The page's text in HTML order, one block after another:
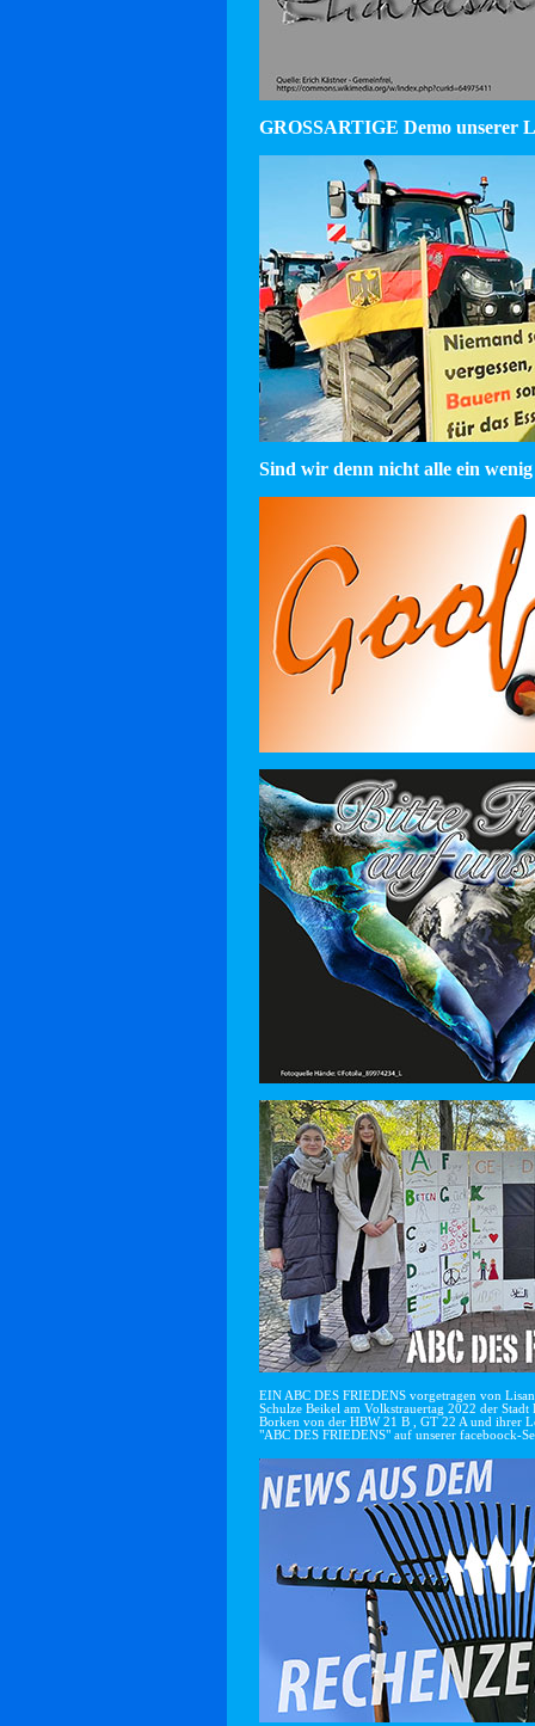
GROSSARTIGE Demo unserer
Sind wir denn nicht alle ein wenig
EIN ABC DES FRIEDENS vorgetragen von
Schulze Beikel am Volkstrauertag 2022 der
Borken von der HBW 21 B , GT 22 A und ihrer
"ABC DES FRIEDENS" auf unserer faceboock-